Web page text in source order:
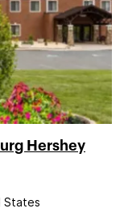
Hershey
States